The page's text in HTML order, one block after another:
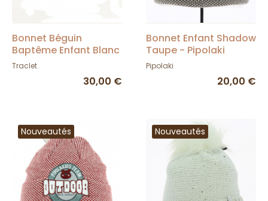
Bonnet Béguin
Baptême Enfant Blanc
- Traclet
Traclet
30,00 €
Bonnet Enfant Shadow
Taupe - Pipolaki
Pipolaki
20,00 €
Nouveautés Nouveautés